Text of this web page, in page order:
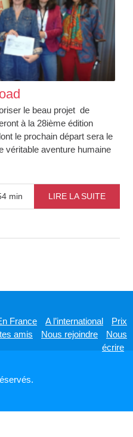
le beau projet de
à la 28ième édition
le prochain départ sera le
véritable aventure humaine
min LIRE LA SUITE
France A l’international
Prix
amis Nous rejoindre
Nous
écrire